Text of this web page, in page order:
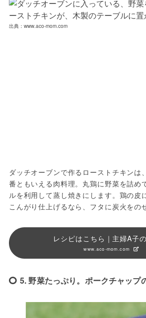
出典：www.aco-mom.com
ダッチオーブンで作るローストチキンは
番ともいえる肉料理。丸鶏に野菜を詰め
ルを利用して蒸し焼きにします。鶏の皮
こんがり仕上げるなら、フタに炭火をの
レシピはこちら｜主婦A子
www.aco-mom.com
5. 野菜たっぷり。ポークチャップ